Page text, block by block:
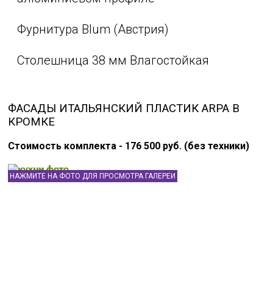
Фурнитура Blum (Австрия)
Столешница 38 мм Влагостойкая
ФАСАДЫ ИТАЛЬЯНСКИЙ ПЛАСТИК ARPA В
КРОМКЕ
Стоимость комплекта - 176 500 руб. (без техники)
НАЖМИТЕ НА ФОТО ДЛЯ ПРОСМОТРА ГАЛЕРЕИ